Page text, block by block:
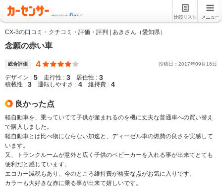
比較リスト メニュー
CX-3の口コミ・クチコミ・評価・評判 | あきさん（愛知県）
念願の赤い車
総合評価 4 投稿日： 2017年09 月 16日
デザイン : 5 走行性 : 3 居住性 : 3
積載性 : 3 運転しやすさ : 4 維持費 : 4
良かった点
軽自動車を、乗っていてて子供が産まれるのを機に丈夫な普通車への買い替え
で購入しました。
軽自動車とは比べ物にならない加速と、ディーゼル車の燃費の良さを実感して
います。
又、トランクルームが意外と広く子供のベビーカーを入れる事が出来てとても
便利だと感じています。
エコカー減税もあり、今のところ維持費が格安な点がお気に入りです。
カラーも大好きな赤に乗る事が出来て嬉しいです。